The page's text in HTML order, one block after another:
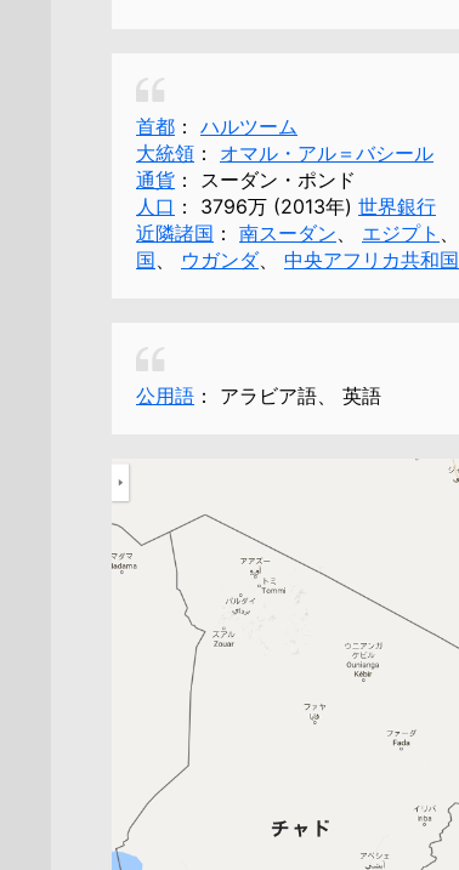
首都 ： ハルツーム
大統領 ： オマル・アル＝バシール
通貨 ： スーダン・ポンド
人口 ： 3796万 (2013年) 世界銀行
近隣諸国 ： 南スーダン、 エジプト 、
国、 ウガンダ、 中央アフリカ共和国
公用語 ： アラビア語、 英語